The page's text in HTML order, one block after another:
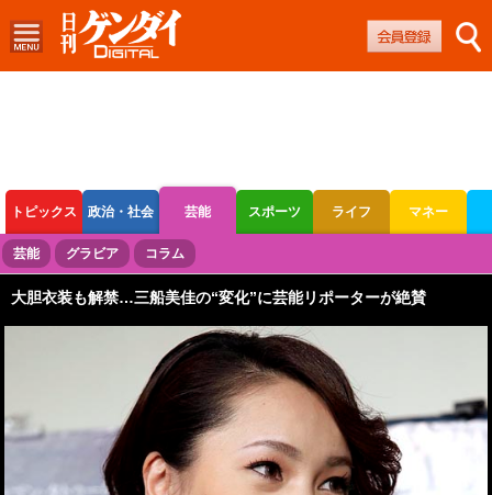
トピックス 政治・社会 芸能 スポーツ ライフ マネー
ボートレース 競輪 オートレース
芸能 グラビア コラム
大胆衣装も解禁…三船美佳の“変化”に芸能リポーターが絶賛